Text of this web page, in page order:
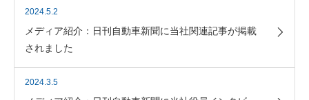
2024.5.2
メディア紹介：日刊自動車新聞に当社関連記事が掲載
されました
2024.3.5